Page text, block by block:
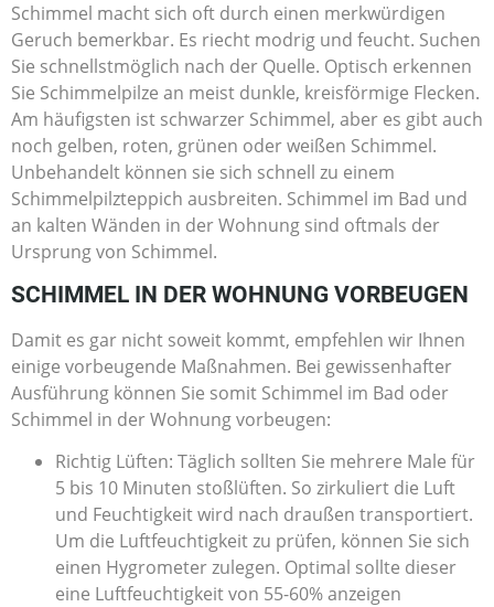
Schimmel macht sich oft durch einen merkwürdigen
Geruch bemerkbar. Es riecht modrig und feucht. Suchen
Sie schnellstmöglich nach der Quelle. Optisch erkennen
Sie Schimmelpilze an meist dunkle, kreisförmige Flecken.
Am häufigsten ist schwarzer Schimmel, aber es gibt auch
noch gelben, roten, grünen oder weißen Schimmel.
Unbehandelt können sie sich schnell zu einem
Schimmelpilzteppich ausbreiten. Schimmel im Bad und
an kalten Wänden in der Wohnung sind oftmals der
Ursprung von Schimmel.
SCHIMMEL IN DER WOHNUNG VORBEUGEN
Damit es gar nicht soweit kommt, empfehlen wir Ihnen
einige vorbeugende Maßnahmen. Bei gewissenhafter
Ausführung können Sie somit Schimmel im Bad oder
Schimmel in der Wohnung vorbeugen:
Richtig Lüften: Täglich sollten Sie mehrere Male für
5 bis 10 Minuten stoßlüften. So zirkuliert die Luft
und Feuchtigkeit wird nach draußen transportiert.
Um die Luftfeuchtigkeit zu prüfen, können Sie sich
einen Hygrometer zulegen. Optimal sollte dieser
eine Luftfeuchtigkeit von 55-60% anzeigen